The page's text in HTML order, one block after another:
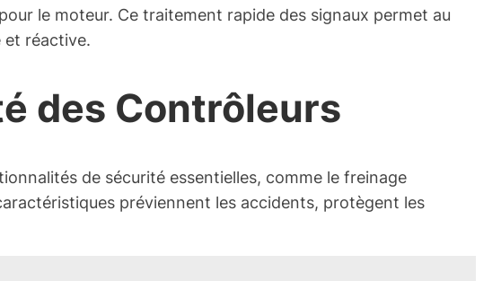
le moteur. Ce traitement rapide des signaux permet au
réactive.
des Contrôleurs
de sécurité essentielles, comme le freinage
préviennent les accidents, protègent les